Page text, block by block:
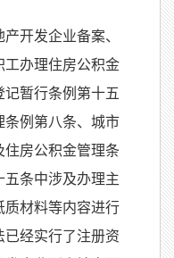
开发企业备案、
工办理住房公积金
暂行条例第十五
条例第八条、城市
房公积金管理条
条中涉及办理主
质材料等内容进行
已经实行了注册资